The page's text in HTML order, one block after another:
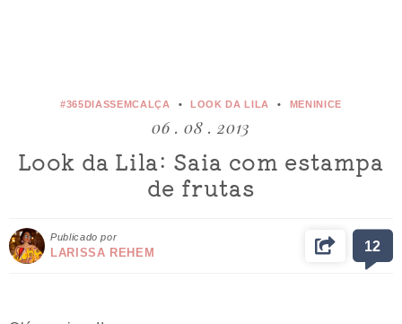
#365DIASSEMCALÇA LOOK DA LILA MENINICE
06 . 08 . 2013
Look da Lila: Saia com estampa
de frutas
Publicado por
LARISSA REHEM 12